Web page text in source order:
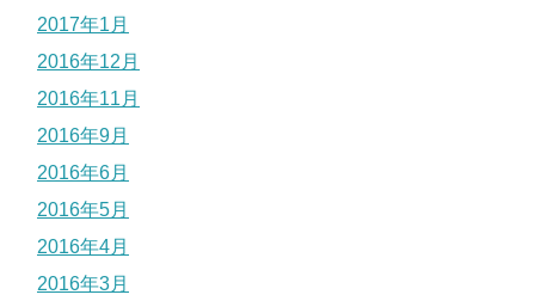
2017年1月
2016年12月
2016年11月
2016年9月
2016年6月
2016年5月
2016年4月
2016年3月